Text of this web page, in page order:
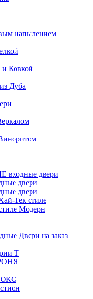
напылением
и Ковкой
Дуба
двери
двери
двери
Тек стиле
Модерн
Двери на заказ
Т